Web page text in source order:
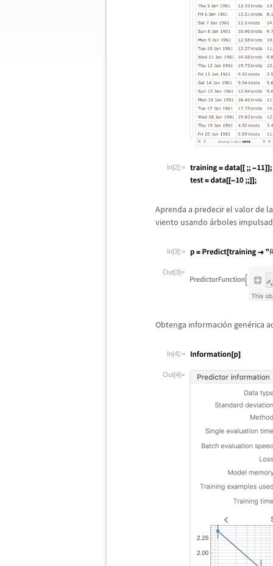
In[2]:=
Aprenda a predecir el valor de
viento usando árboles
In[3]:=
Out[3]=
Obtenga información genérica
In[4]:=
Out[4]=